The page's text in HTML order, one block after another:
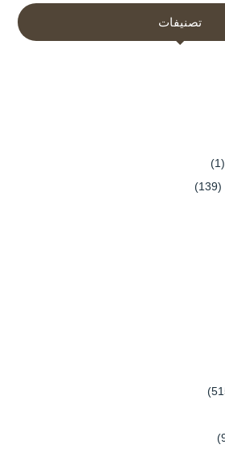
تصنيفات
(1)
(139)